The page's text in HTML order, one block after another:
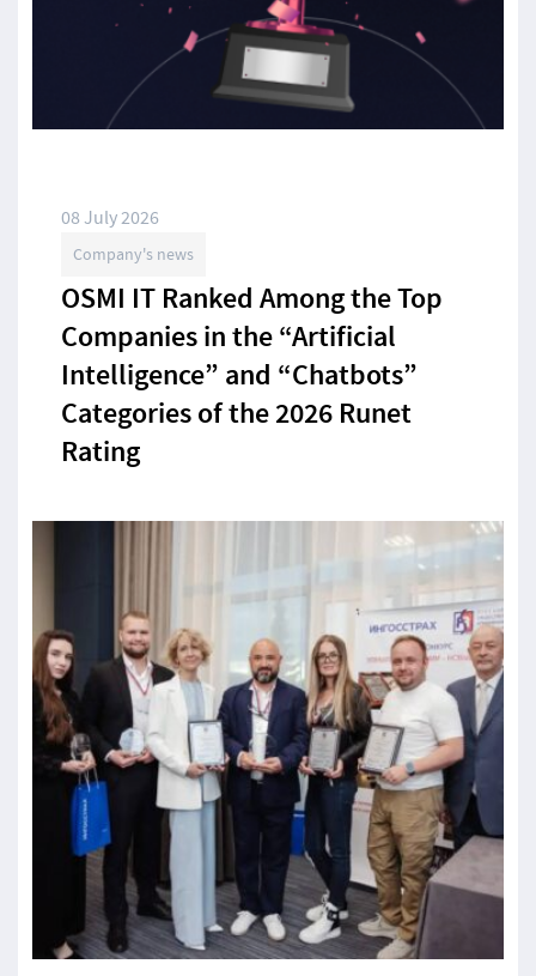
08 July 2026
Company's news
OSMI IT Ranked Among the Top
Companies in the “Artificial
Intelligence” and “Chatbots”
Categories of the 2026 Runet
Rating